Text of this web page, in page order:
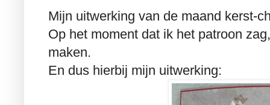
Mijn uitwerking van de maand kerst-
Op het moment dat ik het patroon
maken.
En dus hierbij mijn uitwerking: